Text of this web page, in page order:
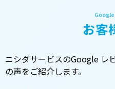
お客
ニシダサービスのGoogle レ
の声をご紹介します。